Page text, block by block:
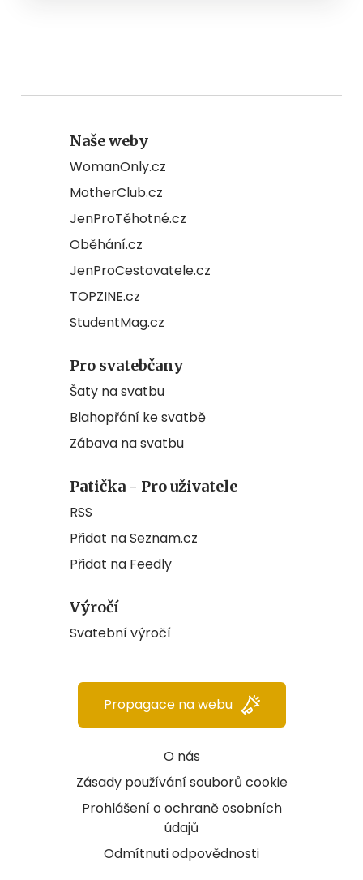
Naše weby
WomanOnly.cz
MotherClub.cz
JenProTěhotné.cz
Oběhání.cz
JenProCestovatele.cz
TOPZINE.cz
StudentMag.cz
Pro svatebčany
Šaty na svatbu
Blahopřání ke svatbě
Zábava na svatbu
Patička - Pro uživatele
RSS
Přidat na Seznam.cz
Přidat na Feedly
Výročí
Svatební výročí
O nás
Zásady používání souborů cookie
Prohlášení o ochraně osobních
údajů
Odmítnuti odpovědnosti
Propagace na webu